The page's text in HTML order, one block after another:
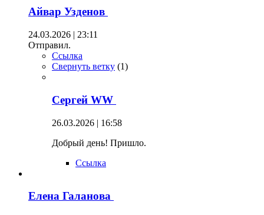
Айвар Узденов
24.03.2026 | 23:11
Отправил.
Ссылка
Свернуть ветку (1)
Сергей WW
26.03.2026 | 16:58
Добрый день! Пришло.
Ссылка
Елена Галанова